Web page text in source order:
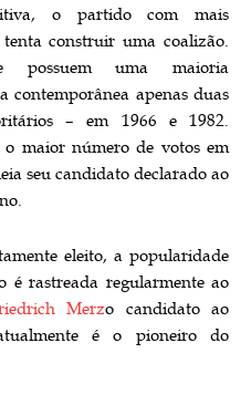
o partido com mais
construir uma coalizão.
possuem uma maioria
contemporânea apenas duas
– em 1966 e 1982.
maior número de votos em
seu candidato declarado ao
eleito, a popularidade
rastreada regularmente ao
Merzo candidato ao
é o pioneiro do